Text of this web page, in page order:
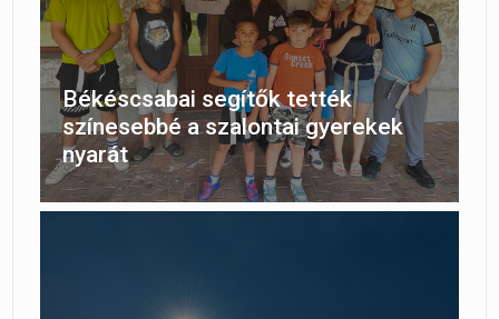
Békéscsabai segítők tették
színesebbé a szalontai gyerekek
nyarát